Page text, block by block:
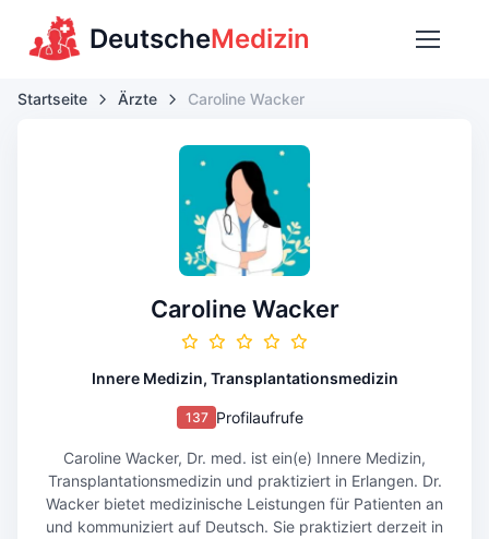
DeutscheMedizin
Startseite Ärzte Caroline Wacker
Caroline Wacker
Innere Medizin, Transplantationsmedizin
137 Profilaufrufe
Caroline Wacker, Dr. med. ist ein(e) Innere Medizin,
Transplantationsmedizin und praktiziert in Erlangen. Dr.
Wacker bietet medizinische Leistungen für Patienten an
und kommuniziert auf Deutsch. Sie praktiziert derzeit in